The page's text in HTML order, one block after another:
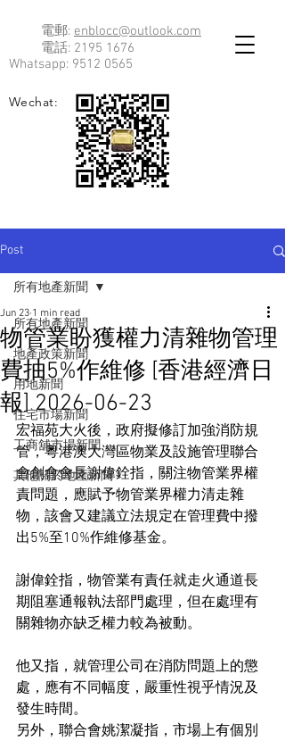
電郵: enblocc@outlook.com
電話: 2195 1676
Whatsapp: 9512 0565
Wechat:
Post
所有地產新聞
地產政策新聞
用地新聞
住宅市場新聞
工商舖市場新聞
其他關於地產新聞
所有地產新聞
物管業盼獲權力清雜物管理
費抽5%作維修 [香港經濟日
報] 2026-06-23
Jun 23 1 min read
宏福苑大火後，政府擬修訂加強消防規
管，粵港澳大灣區物業及設施管理聯合
會創會會長謝偉銓指，關注物管業界權
責問題，應賦予物管業界權力清走雜
物，該會又建議立法規定在管理費中撥
出5%至10%作維修基金。
謝偉銓指，物管業有責任就走火通道長
期阻塞通報執法部門處理，但在處理有
關雜物亦缺乏權力較為被動。
他又指，就管理公司在消防問題上的懲
處，應有不同幅度，嚴重性視乎情況及
發生時間。
另外，聯合會姚潔凝指，市場上有個別